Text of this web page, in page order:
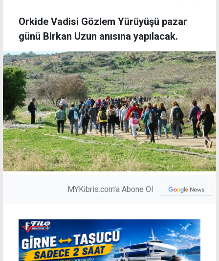
Orkide Vadisi Gözlem Yürüyüşü pazar
günü Birkan Uzun anısına yapılacak.
MYKibris.com'a Abone Ol